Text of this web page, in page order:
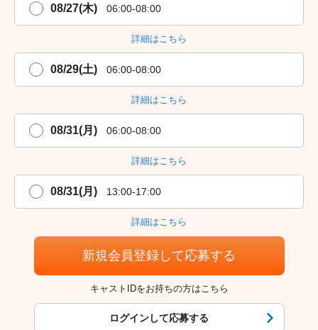
08/27(木) 06:00-08:00
詳細はこちら
08/29(土) 06:00-08:00
詳細はこちら
08/31(月) 06:00-08:00
詳細はこちら
08/31(月) 13:00-17:00
詳細はこちら
新規会員登録して応募する
キャストIDをお持ちの方はこちら
ログインして応募する